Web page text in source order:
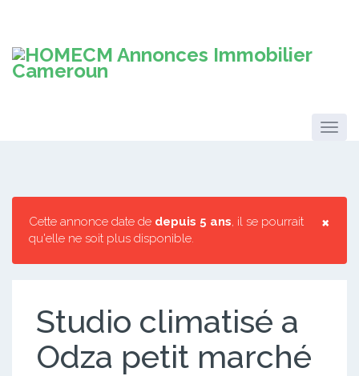
×
Cette annonce date de depuis 5 ans, il se pourrait
qu'elle ne soit plus disponible.
Studio climatisé a
Odza petit marché